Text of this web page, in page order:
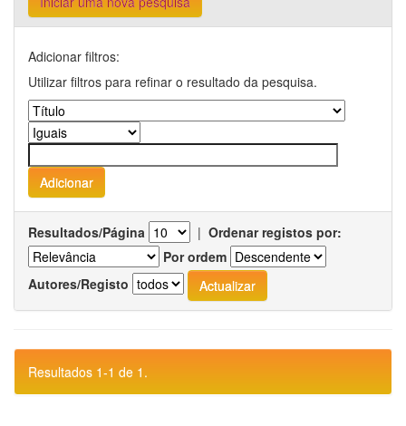
Adicionar filtros:
Utilizar filtros para refinar o resultado da pesquisa.
Resultados/Página | Ordenar registos por:
Por ordem
Autores/Registo
Resultados 1-1 de 1.